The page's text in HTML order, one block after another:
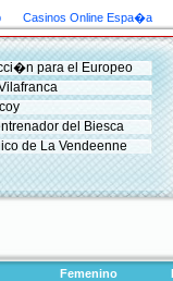
Casinos Online Espa�a
para el Europeo
del Biesca
de La Vendeenne
Femenino